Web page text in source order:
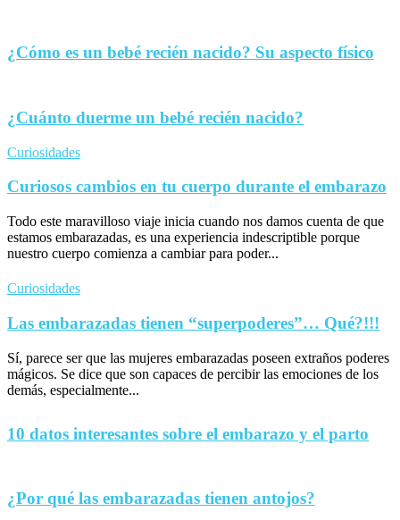
¿Cómo es un bebé recién nacido? Su aspecto físico
¿Cuánto duerme un bebé recién nacido?
Curiosidades
Curiosos cambios en tu cuerpo durante el embarazo
Todo este maravilloso viaje inicia cuando nos damos cuenta de que
estamos embarazadas, es una experiencia indescriptible porque
nuestro cuerpo comienza a cambiar para poder...
Curiosidades
Las embarazadas tienen “superpoderes”… Qué?!!!
Sí, parece ser que las mujeres embarazadas poseen extraños poderes
mágicos. Se dice que son capaces de percibir las emociones de los
demás, especialmente...
10 datos interesantes sobre el embarazo y el parto
¿Por qué las embarazadas tienen antojos?